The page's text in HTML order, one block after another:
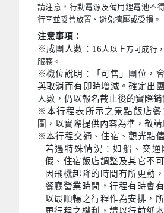
請注意，行動電源及備用鋰電池不
行李並妥善放置、避免擠壓或受損。
注意事項：
※成團人數：16 人以上方可成行
服務。
※機位說明：「可售」團位，
與取消而有即時增減。確定出
人數，仍以報名截止後的實際銷
※本行程表所示之景點飯店餐
圖，以實際提供內容為準，敬請
※本行程交通、住宿、觀光點
若遇特殊情況：如船、交
假、住宿飯店調整及其它不
因飛機起降的時間有所更動
餐廳營業時間，行程有時會
以最順暢之行程作為安排，
更行程之權利，請以行前紙